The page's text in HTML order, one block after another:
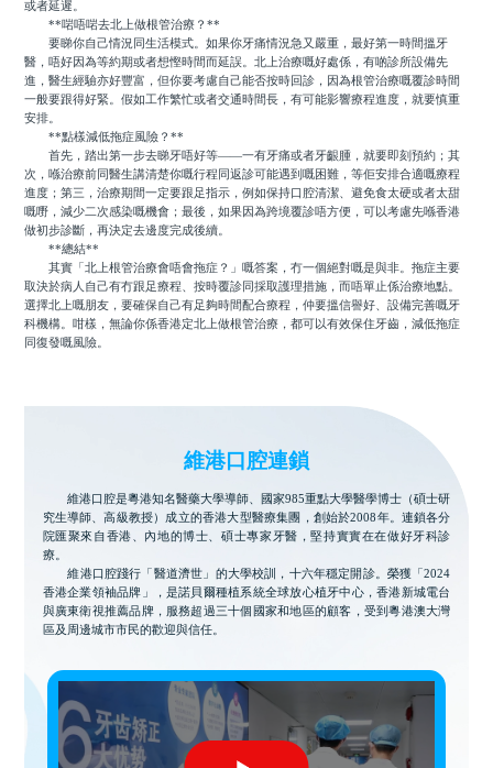
或者延遲。
**啱唔啱去北上做根管治療？**
要睇你自己情況同生活模式。如果你牙痛情況急又嚴重，最好第一時間搵牙
醫，唔好因為等約期或者想慳時間而延誤。北上治療嘅好處係，有啲診所設備先
進，醫生經驗亦好豐富，但你要考慮自己能否按時回診，因為根管治療嘅覆診時間
一般要跟得好緊。假如工作繁忙或者交通時間長，有可能影響療程進度，就要慎重
安排。
**點樣減低拖症風險？**
首先，踏出第一步去睇牙唔好等——一有牙痛或者牙齦腫，就要即刻預約；其
次，喺治療前同醫生講清楚你嘅行程同返診可能遇到嘅困難，等佢安排合適嘅療程
進度；第三，治療期間一定要跟足指示，例如保持口腔清潔、避免食太硬或者太甜
嘅嘢，減少二次感染嘅機會；最後，如果因為跨境覆診唔方便，可以考慮先喺香港
做初步診斷，再決定去邊度完成後續。
**總結**
其實「北上根管治療會唔會拖症？」嘅答案，冇一個絕對嘅是與非。拖症主要
取決於病人自己有冇跟足療程、按時覆診同採取護理措施，而唔單止係治療地點。
選擇北上嘅朋友，要確保自己有足夠時間配合療程，仲要搵信譽好、設備完善嘅牙
科機構。咁樣，無論你係香港定北上做根管治療，都可以有效保住牙齒，減低拖症
同復發嘅風險。
維港口腔連鎖
維港口腔是粵港知名醫藥大學導師、國家985重點大學醫學博士（碩士研
究生導師、高級教授）成立的香港大型醫療集團，創始於2008年。連鎖各分
院匯聚來自香港、內地的博士、碩士專家牙醫，堅持實實在在做好牙科診
療。
維港口腔踐行「醫道濟世」的大學校訓，十六年穩定開診。榮獲「2024
香港企業領袖品牌」，是諾貝爾種植系統全球放心植牙中心，香港新城電台
與廣東衛視推薦品牌，服務超過三十個國家和地區的顧客，受到粵港澳大灣
區及周邊城市市民的歡迎與信任。